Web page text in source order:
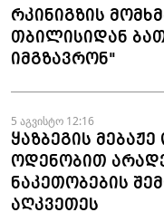
რკინიგზის
თბილისიდან
იმგზავრონ"
5 აგვისტო 12:16
ყაზბეგის
ოდენობით
ნაკეთობების
აღკვეთეს